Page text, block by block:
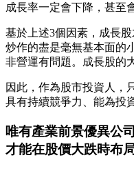
成長率一定會下降，甚至
基於上述3個因素，成長
炒作的盡是毫無基本面的
非營運有問題。成長股的
因此，作為股市投資人，
具有持續競爭力、能為投
唯有產業前景優異公司
才能在股價大跌時布